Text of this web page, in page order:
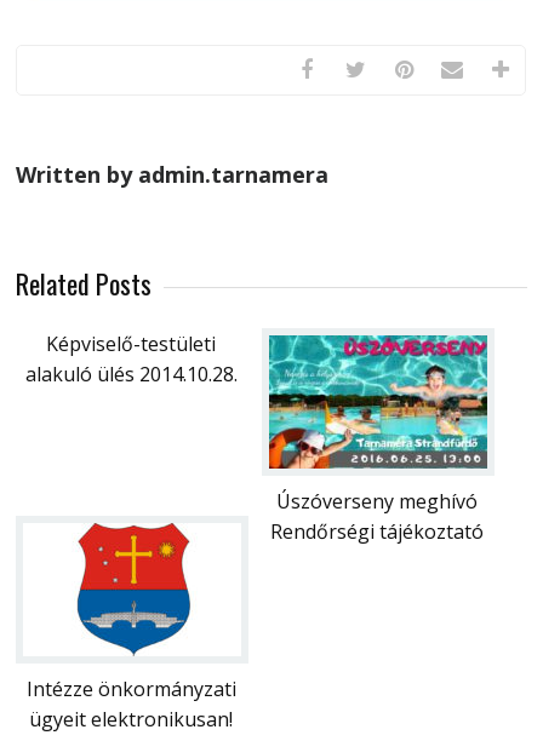
Written by admin.tarnamera
Related Posts
Képviselő-testületi
alakuló ülés 2014.10.28.
Úszóverseny meghívó
Intézze önkormányzati
ügyeit elektronikusan!
Rendőrségi tájékoztató